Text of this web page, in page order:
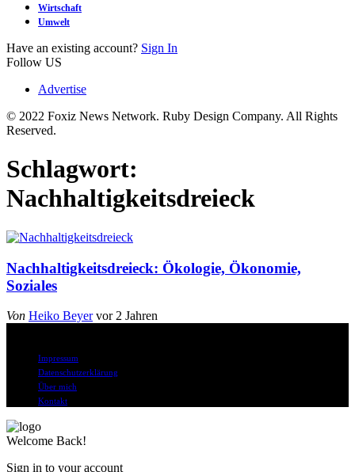
Wirtschaft
Umwelt
Have an existing account? Sign In
Follow US
Advertise
© 2022 Foxiz News Network. Ruby Design Company. All Rights
Reserved.
Schlagwort:
Nachhaltigkeitsdreieck
Nachhaltigkeitsdreieck: Ökologie, Ökonomie,
Soziales
Von Heiko Beyer vor 2 Jahren
Impressum
Datenschutzerklärung
Über mich
Kontakt
Welcome Back!
Sign in to your account